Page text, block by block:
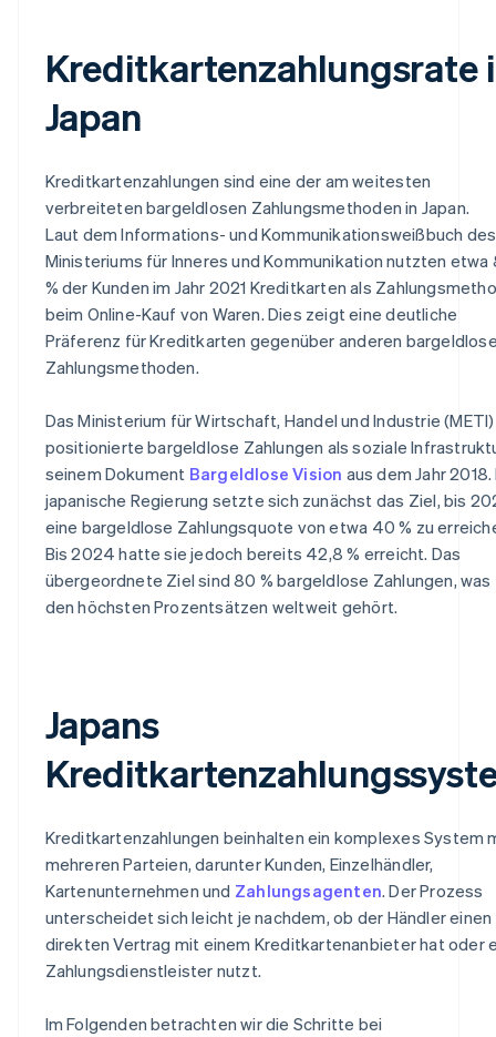
Kreditkartenzahlungsrate
Japan
Kreditkartenzahlungen sind eine der am weitesten
verbreiteten bargeldlosen Zahlungsmethoden in Japan.
Laut demInformations- und Kommunikationsweißbuch des
Ministeriums für Inneres und Kommunikation nutzten etwa
% der Kunden im Jahr 2021 Kreditkarten als
beim Online-Kauf von Waren. Dies zeigt eine deutliche
Präferenz für Kreditkarten gegenüber anderen
Zahlungsmethoden.
Das Ministerium für Wirtschaft, Handel und Industrie (METI)
positionierte bargeldlose Zahlungen als soziale
seinem Dokument Bargeldlose Vision aus dem Jahr 2018.
japanische Regierung setzte sich zunächst das Ziel, bis
eine bargeldlose Zahlungsquote von etwa 40 % zu
Bis 2024 hatte sie jedoch bereits 42,8 % erreicht. Das
übergeordnete Ziel sind 80 % bargeldlose Zahlungen, was
den höchsten Prozentsätzen weltweit gehört.
Japans
Kreditkartenzahlungen beinhalten ein komplexes System
mehreren Parteien, darunter Kunden, Einzelhändler,
Kartenunternehmen und Zahlungsagenten. Der Prozess
unterscheidet sich leicht je nachdem, ob der Händler einen
direkten Vertrag mit einem Kreditkartenanbieter hat oder
Zahlungsdienstleister nutzt.
Im Folgenden betrachten wir die Schritte bei